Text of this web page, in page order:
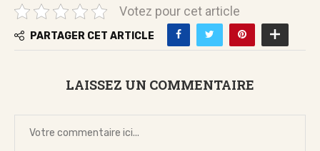
Votez pour cet article
PARTAGER CET ARTICLE
LAISSEZ UN COMMENTAIRE